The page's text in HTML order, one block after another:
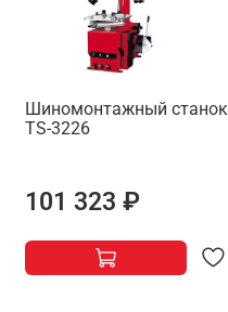
Шиномонтажный станок
TS-3226
101 323 ₽